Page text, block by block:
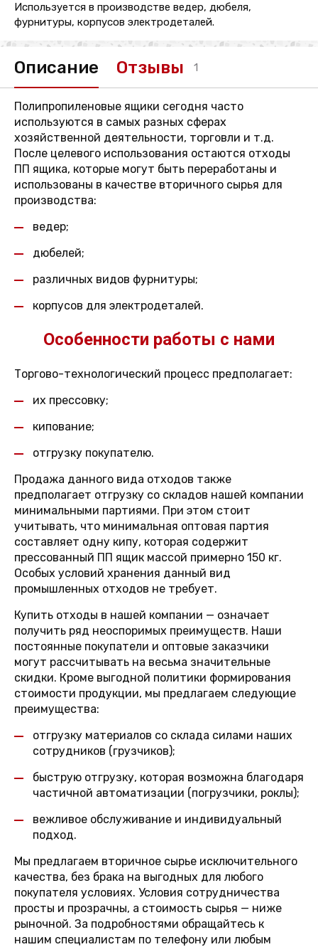
Используется в производстве ведер, дюбеля,
фурнитуры, корпусов электродеталей.
Описание Отзывы 1
Полипропиленовые ящики сегодня часто
используются в самых разных сферах
хозяйственной деятельности, торговли и т.д.
После целевого использования остаются отходы
ПП ящика, которые могут быть переработаны и
использованы в качестве вторичного сырья для
производства:
ведер;
дюбелей;
различных видов фурнитуры;
корпусов для электродеталей.
Особенности работы с нами
Торгово-технологический процесс предполагает:
их прессовку;
кипование;
отгрузку покупателю.
Продажа данного вида отходов также
предполагает отгрузку со складов нашей компании
минимальными партиями. При этом стоит
учитывать, что минимальная оптовая партия
составляет одну кипу, которая содержит
прессованный ПП ящик массой примерно 150 кг.
Особых условий хранения данный вид
промышленных отходов не требует.
Купить отходы в нашей компании — означает
получить ряд неоспоримых преимуществ. Наши
постоянные покупатели и оптовые заказчики
могут рассчитывать на весьма значительные
скидки. Кроме выгодной политики формирования
стоимости продукции, мы предлагаем следующие
преимущества:
отгрузку материалов со склада силами наших
сотрудников (грузчиков);
быструю отгрузку, которая возможна благодаря
частичной автоматизации (погрузчики, роклы);
вежливое обслуживание и индивидуальный
подход.
Мы предлагаем вторичное сырье исключительного
качества, без брака на выгодных для любого
покупателя условиях. Условия сотрудничества
просты и прозрачны, а стоимость сырья — ниже
рыночной. За подробностями обращайтесь к
нашим специалистам по телефону или любым